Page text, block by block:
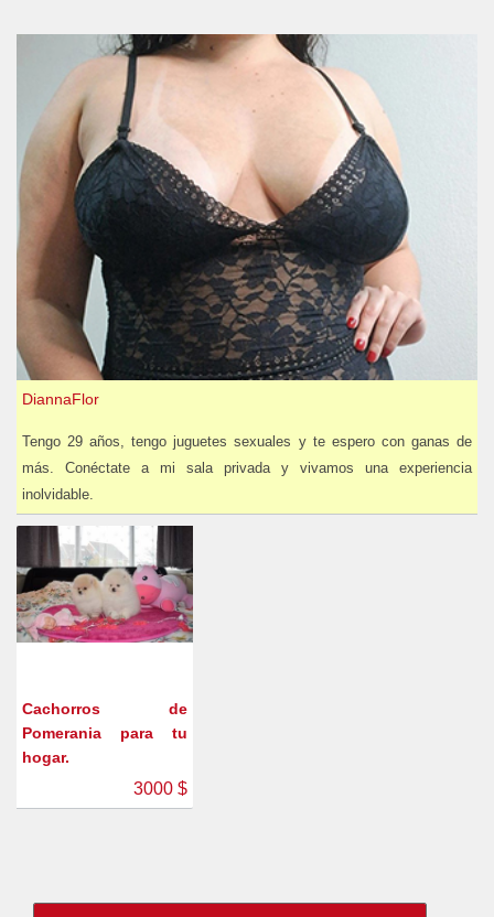
DiannaFlor
Tengo 29 años, tengo juguetes sexuales y te espero con ganas de
más. Conéctate a mi sala privada y vivamos una experiencia
inolvidable.
Cachorros de
Pomerania para tu
hogar.
3000 $